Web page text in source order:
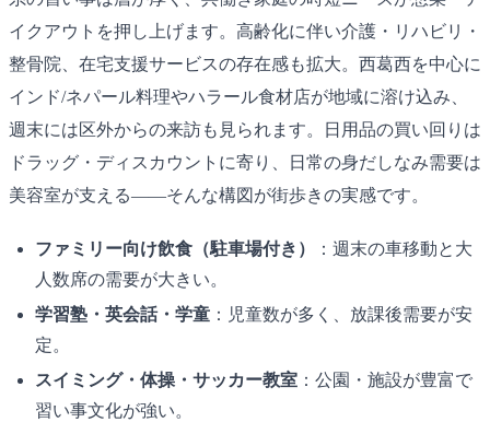
イクアウトを押し上げます。高齢化に伴い介護・リハビリ・
整骨院、在宅支援サービスの存在感も拡大。西葛西を中心に
インド/ネパール料理やハラール食材店が地域に溶け込み、
週末には区外からの来訪も見られます。日用品の買い回りは
ドラッグ・ディスカウントに寄り、日常の身だしなみ需要は
美容室が支える——そんな構図が街歩きの実感です。
ファミリー向け飲食（駐車場付き）
：週末の車移動と大
人数席の需要が大きい。
学習塾・英会話・学童 ：児童数が多く、放課後需要が安
定。
スイミング・体操・サッカー教室 ：公園・施設が豊富で
習い事文化が強い。